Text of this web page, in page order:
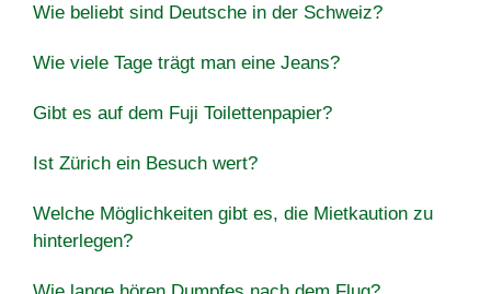
Wie beliebt sind Deutsche in der Schweiz?
Wie viele Tage trägt man eine Jeans?
Gibt es auf dem Fuji Toilettenpapier?
Ist Zürich ein Besuch wert?
Welche Möglichkeiten gibt es, die Mietkaution zu
hinterlegen?